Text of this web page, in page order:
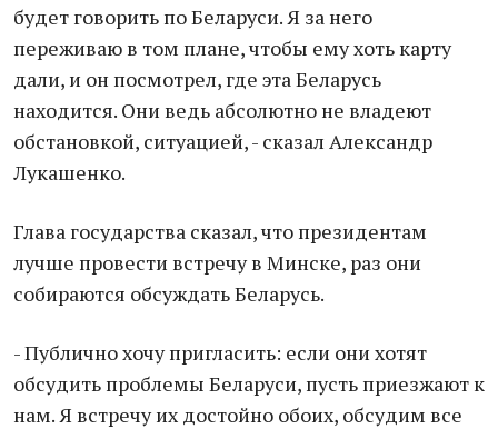
будет говорить по Беларуси. Я за него
переживаю в том плане, чтобы ему хоть карту
дали, и он посмотрел, где эта Беларусь
находится. Они ведь абсолютно не владеют
обстановкой, ситуацией, - сказал Александр
Лукашенко.
Глава государства сказал, что президентам
лучше провести встречу в Минске, раз они
собираются обсуждать Беларусь.
- Публично хочу пригласить: если они хотят
обсудить проблемы Беларуси, пусть приезжают к
нам. Я встречу их достойно обоих, обсудим все